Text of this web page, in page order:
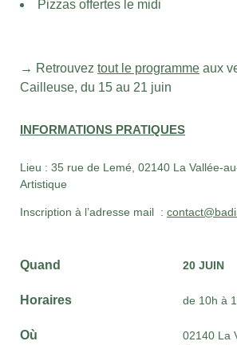
Pizzas offertes le midi
→ Retrouvez tout le programme aux
Cailleuse, du 15 au 21 juin
INFORMATIONS PRATIQUES
Lieu : 35 rue de Lemé, 02140 La Vallée-
Artistique
Inscription à l’adresse mail :
Quand 20 JUIN
Horaires de 10h à
Où
02140 La